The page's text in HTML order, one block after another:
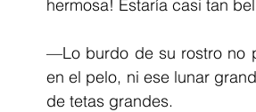
hermosa! Estaría casi tan
—Lo burdo de su rostro no
en el pelo, ni ese lunar
de tetas grandes.